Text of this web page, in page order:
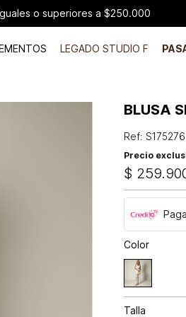
o superiores a $250.000
LEGADO STUDIO F
BLUSA
Ref:S175276
Precio
$ 259.
Color
Talla